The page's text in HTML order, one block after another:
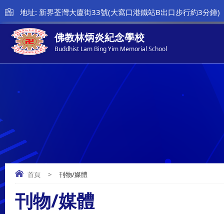
地址: 新界荃灣大廈街33號(大窩口港鐵站B出口步行約3分鐘)
佛教林炳炎紀念學校
Buddhist Lam Bing Yim Memorial School
首頁 > 刊物/媒體
刊物/媒體